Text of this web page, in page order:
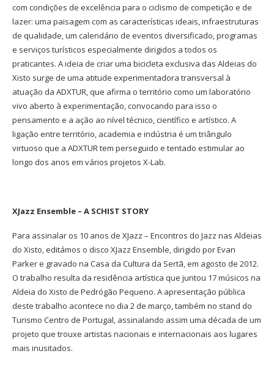
com condições de excelência para o ciclismo de competição e de
lazer: uma paisagem com as características ideais, infraestruturas
de qualidade, um calendário de eventos diversificado, programas
e serviços turísticos especialmente dirigidos a todos os
praticantes. A ideia de criar uma bicicleta exclusiva das Aldeias do
Xisto surge de uma atitude experimentadora transversal à
atuação da ADXTUR, que afirma o território como um laboratório
vivo aberto à experimentação, convocando para isso o
pensamento e a ação ao nível técnico, científico e artístico. A
ligação entre território, academia e indústria é um triângulo
virtuoso que a ADXTUR tem perseguido e tentado estimular ao
longo dos anos em vários projetos X-Lab.
XJazz Ensemble – A SCHIST STORY
Para assinalar os 10 anos de XJazz – Encontros do Jazz nas Aldeias
do Xisto, editámos o disco XJazz Ensemble, dirigido por Evan
Parker e gravado na Casa da Cultura da Sertã, em agosto de 2012.
O trabalho resulta da residência artística que juntou 17 músicos na
Aldeia do Xisto de Pedrógão Pequeno. A apresentação pública
deste trabalho acontece no dia 2 de março, também no stand do
Turismo Centro de Portugal, assinalando assim uma década de um
projeto que trouxe artistas nacionais e internacionais aos lugares
mais inusitados.